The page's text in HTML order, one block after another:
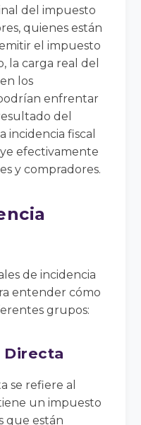
del impuesto
quienes están
el impuesto
la carga real del
los
enfrentar
del
incidencia fiscal
efectivamente
y compradores.
de incidencia
entender cómo
grupos:
Directa
se refiere al
un impuesto
que están